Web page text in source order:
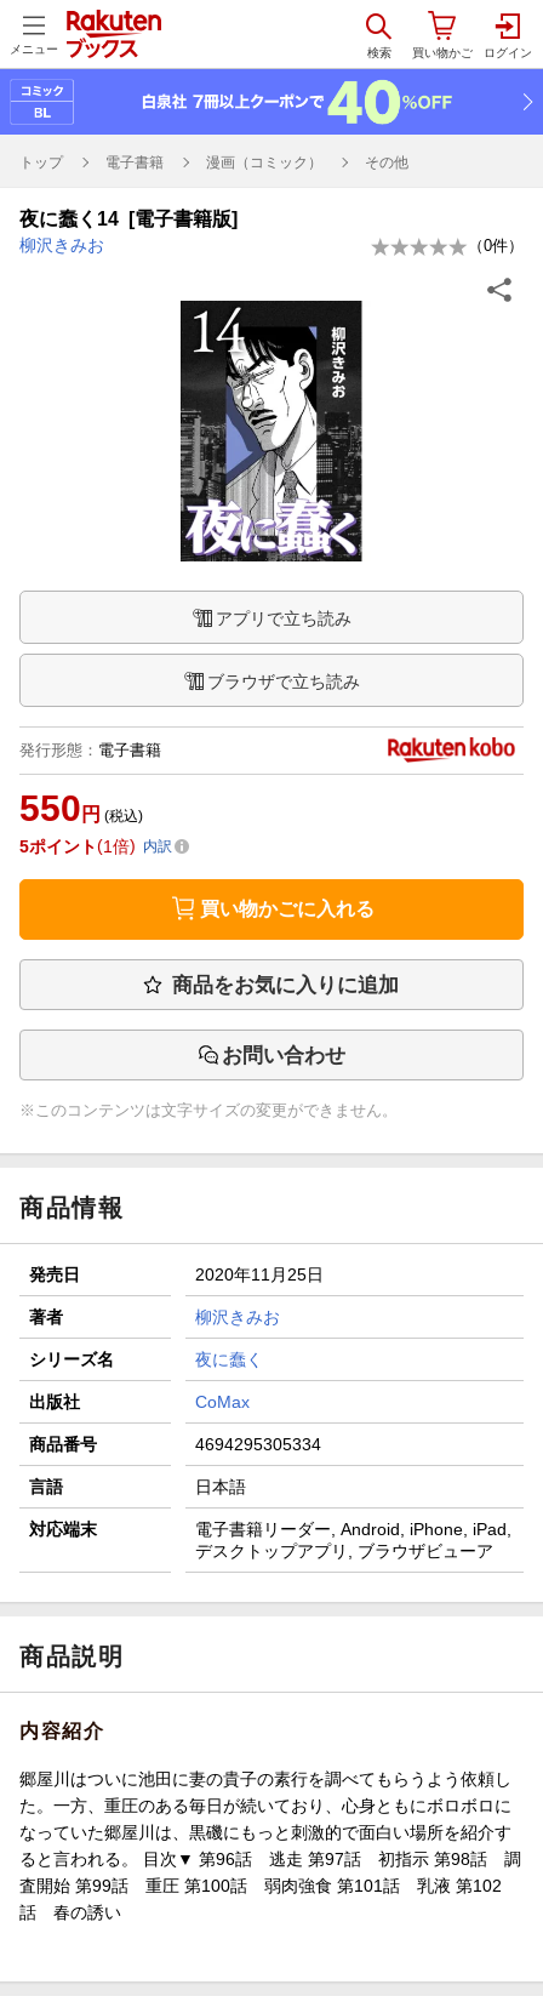
メニュー
トップ 電子書籍 漫画（コミック） その他
夜に蠢く14 [電子書籍版]
柳沢きみお （0件）
アプリで立ち読み
ブラウザで立ち読み
発行形態 ： 電子書籍
550 円 (税込)
5ポイント 1倍 内訳
買い物かごに入れる
商品をお気に入りに追加
お問い合わせ
※このコンテンツは文字サイズの変更ができません。
商品情報
発売日 2020年11月25日
著者 柳沢きみお
シリーズ名 夜に蠢く
出版社 CoMax
商品番号 4694295305334
言語 日本語
対応端末
電子書籍リーダー, Android, iPhone, iPad,
デスクトップアプリ, ブラウザビューア
商品説明
内容紹介
郷屋川はついに池田に妻の貴子の素行を調べてもらうよう依頼し
た。一方、重圧のある毎日が続いており、心身ともにボロボロに
なっていた郷屋川は、黒磯にもっと刺激的で面白い場所を紹介す
ると言われる。 目次▼ 第96話 逃走 第97話 初指示 第98話 調
査開始 第99話 重圧 第100話 弱肉強食 第101話 乳液 第102
話 春の誘い